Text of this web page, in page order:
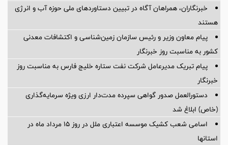
خبرنگاران، همراهان آگاه در تبیین دستاوردهای ملی حوزه آب و انرژی
هستند
پیام معاون وزیر و رئیس سازمان زمین‌شناسی و اکتشافات معدنی
کشور به مناسبت روز خبرنگار
پیام تبریک مدیرعامل شرکت نفت ستاره خلیج فارس به مناسبت روز
خبرنگار
دستورالعمل صدور گواهی سپرده مدت‌دار ارزی ویژه سرمایه‌گذاری
(خاص) ابلاغ شد
اسامی شعب کشیک موسسه اعتباری ملل در روز 15 مرداد ماه در
استانها